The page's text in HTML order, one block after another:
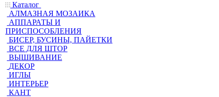
Каталог
АЛМАЗНАЯ МОЗАИКА
АППАРАТЫ И
ПРИСПОСОБЛЕНИЯ
БИСЕР, БУСИНЫ, ПАЙЕТКИ
ВСЕ ДЛЯ ШТОР
ВЫШИВАНИЕ
ДЕКОР
ИГЛЫ
ИНТЕРЬЕР
КАНТ